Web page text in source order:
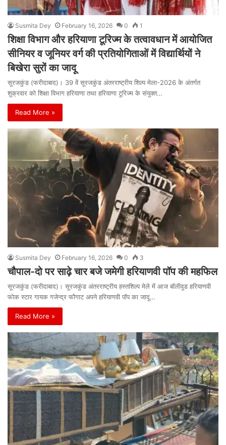
Susmita Dey February 16, 2026 0 1
शिक्षा विभाग और हरियाणा टूरिज्म के तत्वावधान में आयोजित
सीनियर व जूनियर वर्ग की प्रतियोगिताओं में विद्यार्थियों ने
बिखेरा सुरों का जादू
सूरजकुंड (फरीदाबाद)। 39 वें सूरजकुंड अंतरराष्ट्रीय शिल्प मेला-2026 के अंतर्गत
शुक्रवार को शिक्षा विभाग हरियाणा तथा हरियाणा टूरिज्म के संयुक्त…
Read More »
Susmita Dey February 16, 2026 0 3
चौपाल-दो पर साढ़े चार बजे जमेगी हरियाणवी पॉप की महफिल
सूरजकुंड (फरीदाबाद)। सूरजकुंड अंतरराष्ट्रीय हस्तशिल्प मेले में आज बॉलीवुड हरियाणवी
फोक स्टार गायक गजेन्द्र फौगाट अपने हरियाणवी पॉप का जादू…
Read More »